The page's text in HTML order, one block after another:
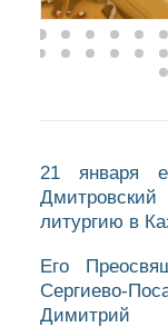
21 января
литургию в
Его
Сергиево-
Димитрий